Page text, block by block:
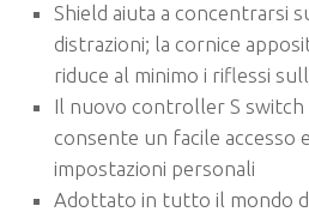
Shield aiuta a concentrarsi
distrazioni; la cornice
riduce al minimo i riflessi
Il nuovo controller S switch
consente un facile accesso
impostazioni personali
Adottato in tutto il mondo